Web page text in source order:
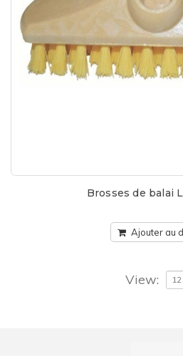
Brosses de balai
Ajouter au
View: